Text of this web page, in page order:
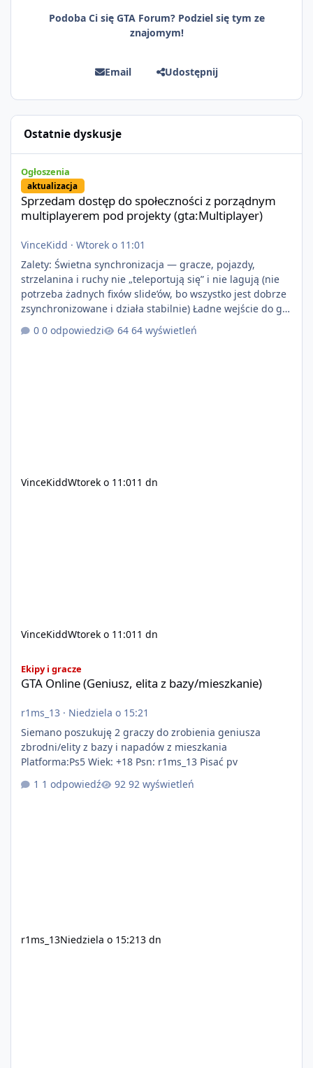
Podoba Ci się GTA Forum? Podziel się tym ze
znajomym!
Email Udostępnij
Ostatnie dyskusje
Ogłoszenia
aktualizacja
Sprzedam dostęp do społeczności z porządnym
multiplayerem pod projekty (gta:Multiplayer)
VinceKidd · Wtorek o 11:01
Zalety: Świetna synchronizacja — gracze, pojazdy,
strzelanina i ruchy nie „teleportują się” i nie lagują (nie
potrzeba żadnych fixów slide’ów, bo wszystko jest dobrze
zsynchronizowane i działa stabilnie) Ładne wejście do gry
+ solidny antycheat na poziomie multiplayera Wygodne
pisanie własnych modów i skryptów (wsparcie C# / JS /
0 odpowiedzi 64 wyświetleń
VinceKiddWtorek o 11:01 1 dn
VinceKiddWtorek o 11:01 1 dn
Ekipy i gracze
GTA Online (Geniusz, elita z bazy/mieszkanie)
r1ms_13 · Niedziela o 15:21
Siemano poszukuję 2 graczy do zrobienia geniusza
zbrodni/elity z bazy i napadów z mieszkania
Platforma:Ps5 Wiek: +18 Psn: r1ms_13 Pisać pv
1 odpowiedź
92 wyświetleń
r1ms_13Niedziela o 15:213 dn